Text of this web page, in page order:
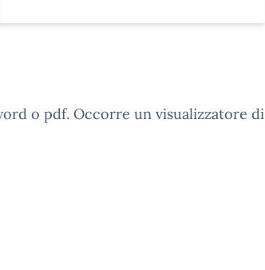
o pdf. Occorre un visualizzatore di